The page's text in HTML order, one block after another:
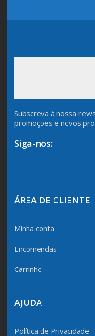
Subscreva à nossa
promoções e novos
Siga-nos:
ÁREA DE CLIENTE
Minha conta
Encomendas
Carrinho
AJUDA
Política de Privacidade